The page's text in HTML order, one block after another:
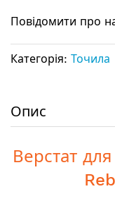
Повідомити про
Категорія: Точила
Опис
Верстат